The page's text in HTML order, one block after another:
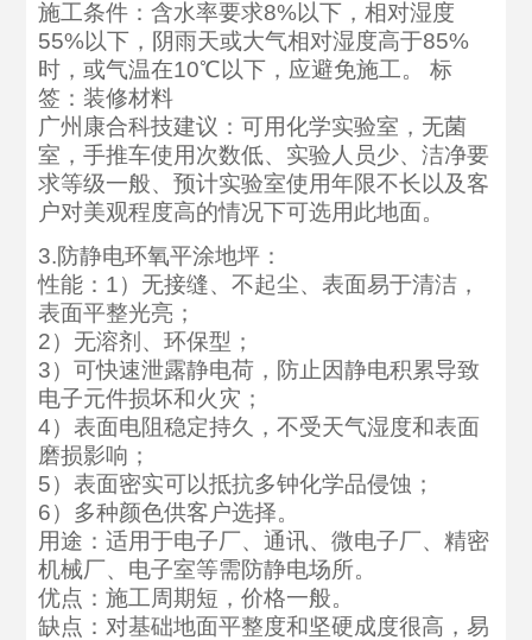
施工条件：含水率要求8%以下，相对湿度
55%以下，阴雨天或大气相对湿度高于85%
时，或气温在10℃以下，应避免施工。 标
签：装修材料
广州康合科技建议：可用化学实验室，无菌
室，手推车使用次数低、实验人员少、洁净要
求等级一般、预计实验室使用年限不长以及客
户对美观程度高的情况下可选用此地面。
3.防静电环氧平涂地坪：
性能：1）无接缝、不起尘、表面易于清洁，
表面平整光亮；
2）无溶剂、环保型；
3）可快速泄露静电荷，防止因静电积累导致
电子元件损坏和火灾；
4）表面电阻稳定持久，不受天气湿度和表面
磨损影响；
5）表面密实可以抵抗多钟化学品侵蚀；
6）多种颜色供客户选择。
用途：适用于电子厂、通讯、微电子厂、精密
机械厂、电子室等需防静电场所。
优点：施工周期短，价格一般。
缺点：对基础地面平整度和坚硬成度很高，易